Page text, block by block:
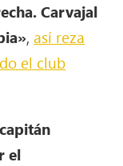
Carvajal
,así reza
el club
el